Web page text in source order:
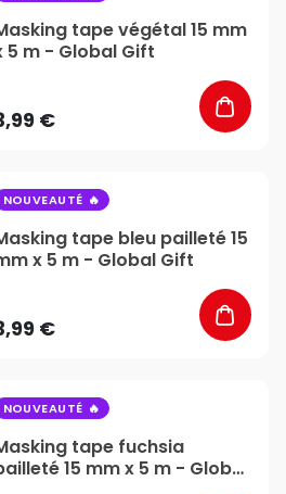
tape végétal 15 mm
5 m - Global Gift
€
NOUVEAUTÉ
tape bleu pailleté 15
x 5 m - Global Gift
€
NOUVEAUTÉ
tape fuchsia
15 mm x 5 m - Global